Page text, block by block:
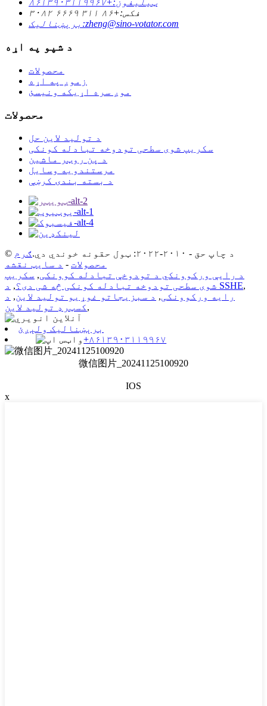
ټیلیفون:+۸۶۱۳۹۰۳۱۱۹۹۶۷
فکس:+۸۶ ۳۱۱ ۶۶۶۹ ۳۰۸۲
برېښنالیک:zheng@sino-votator.com
د شپو په اړه
محصولات
زموږ په اړه
موږ سره اړیکه ونیسئ
محصولات
د تولید لاین حل
سکریپ شوی سطحی تودوخه تبادله کونکی
د پن روټر ماشین
مرستندویه وسایل
د بسته بندۍ کرښې
© د چاپ حق - ۲۰۱۰-۲۰۲۲: ټول حقونه خوندي دي.
ګرم
محصولات - د سایټ نقشه
د رایې ورکوونکي د تودوخې تبادله کوونکی, سکریپ
شوی سطحی تودوخه تبادله کونکی څه شی دی؟, د SSHE,
رایه ورکوونکی, د سبزیجاتو غوړیو تولید لاین, د
کسټرډ تولید لاین,
برېښنالیک ولېږئ
+۸۶۱۳۹۰۳۱۱۹۹۶۷
微信图片_20241125100920
IOS
x